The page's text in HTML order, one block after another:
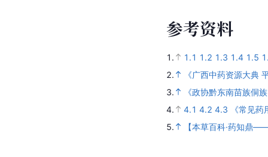
参考资料
1. 1.1 1.2 1.3 1.4 1.5
2.
《广西中药资源大典
3.
《政协黔东南苗族侗
4.
4.1 4.2 4.3
《常见
5.
【本草百科·药知鼎